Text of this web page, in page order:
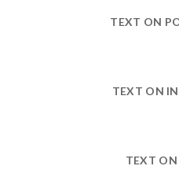
TEXT ON
TEXT ON
TEXT ON